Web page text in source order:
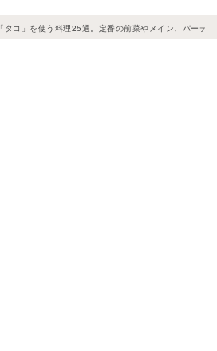
「タコ」を使う料理25選。定番の前菜やメイン、パーテ